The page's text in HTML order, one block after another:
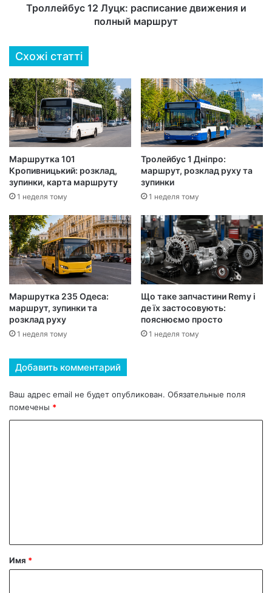
Троллейбус 12 Луцк: расписание движения и
полный маршрут
Схожі статті
Маршрутка 101
Кропивницький: розклад,
зупинки, карта маршруту
1 неделя тому
Тролейбус 1 Дніпро:
маршрут, розклад руху та
зупинки
1 неделя тому
Маршрутка 235 Одеса:
маршрут, зупинки та
розклад руху
1 неделя тому
Що таке запчастини Remy і
де їх застосовують:
пояснюємо просто
1 неделя тому
Добавить комментарий
Ваш адрес email не будет опубликован. Обязательные поля
помечены *
а
Имя *